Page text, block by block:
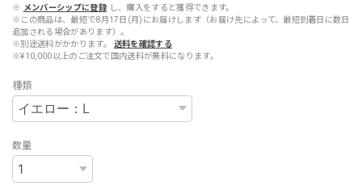
※ メンバーシップに登録 し、購入をすると獲得できます。
※この商品は、最短で8月17日(月)にお届けします（お届け先によって、最短到着日に数日
追加される場合があります）。
※別途送料がかかります。
送料を確認する
※¥10,000以上のご注文で国内送料が無料になります。
種類
数量